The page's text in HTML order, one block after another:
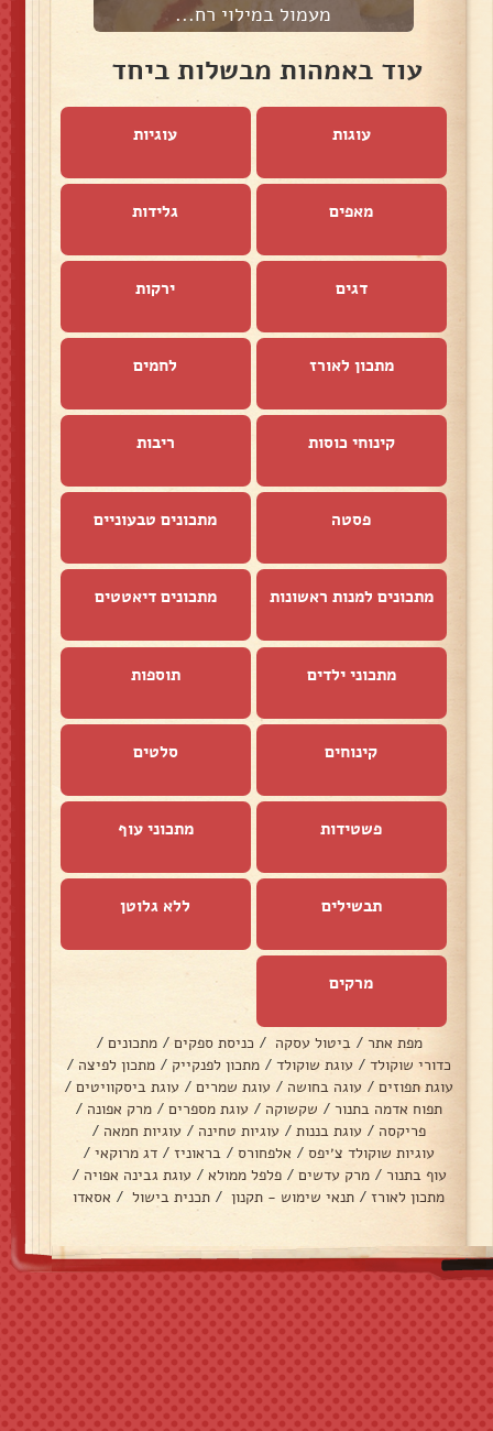
מעמול במילוי רח...
עוד באמהות מבשלות ביחד
עוגות עוגיות
מאפים גלידות
דגים ירקות
מתכון לאורז לחמים
קינוחי כוסות ריבות
פסטה מתכונים טבעוניים
מתכונים למנות ראשונות מתכונים דיאטטים
מתכוני ילדים תוספות
קינוחים סלטים
פשטידות מתכוני עוף
תבשילים ללא גלוטן
מרקים
מפת אתר / ביטול עסקה / כניסת ספקים / מתכונים /
כדורי שוקולד / עוגת שוקולד / מתכון לפנקייק / מתכון לפיצה /
עוגת תפוזים / עוגה בחושה / עוגת שמרים / עוגת ביסקוויטים /
תפוח אדמה בתנור / שקשוקה / עוגת מספרים / מרק אפונה /
פריקסה / עוגת בננות / עוגיות טחינה / עוגיות חמאה /
עוגיות שוקולד צ׳יפס / אלפחורס / בראוניז / דג מרוקאי /
עוף בתנור / מרק עדשים / פלפל ממולא / עוגת גבינה אפויה /
מתכון לאורז / תנאי שימוש - תקנון / תכנית בישול / אסאדו